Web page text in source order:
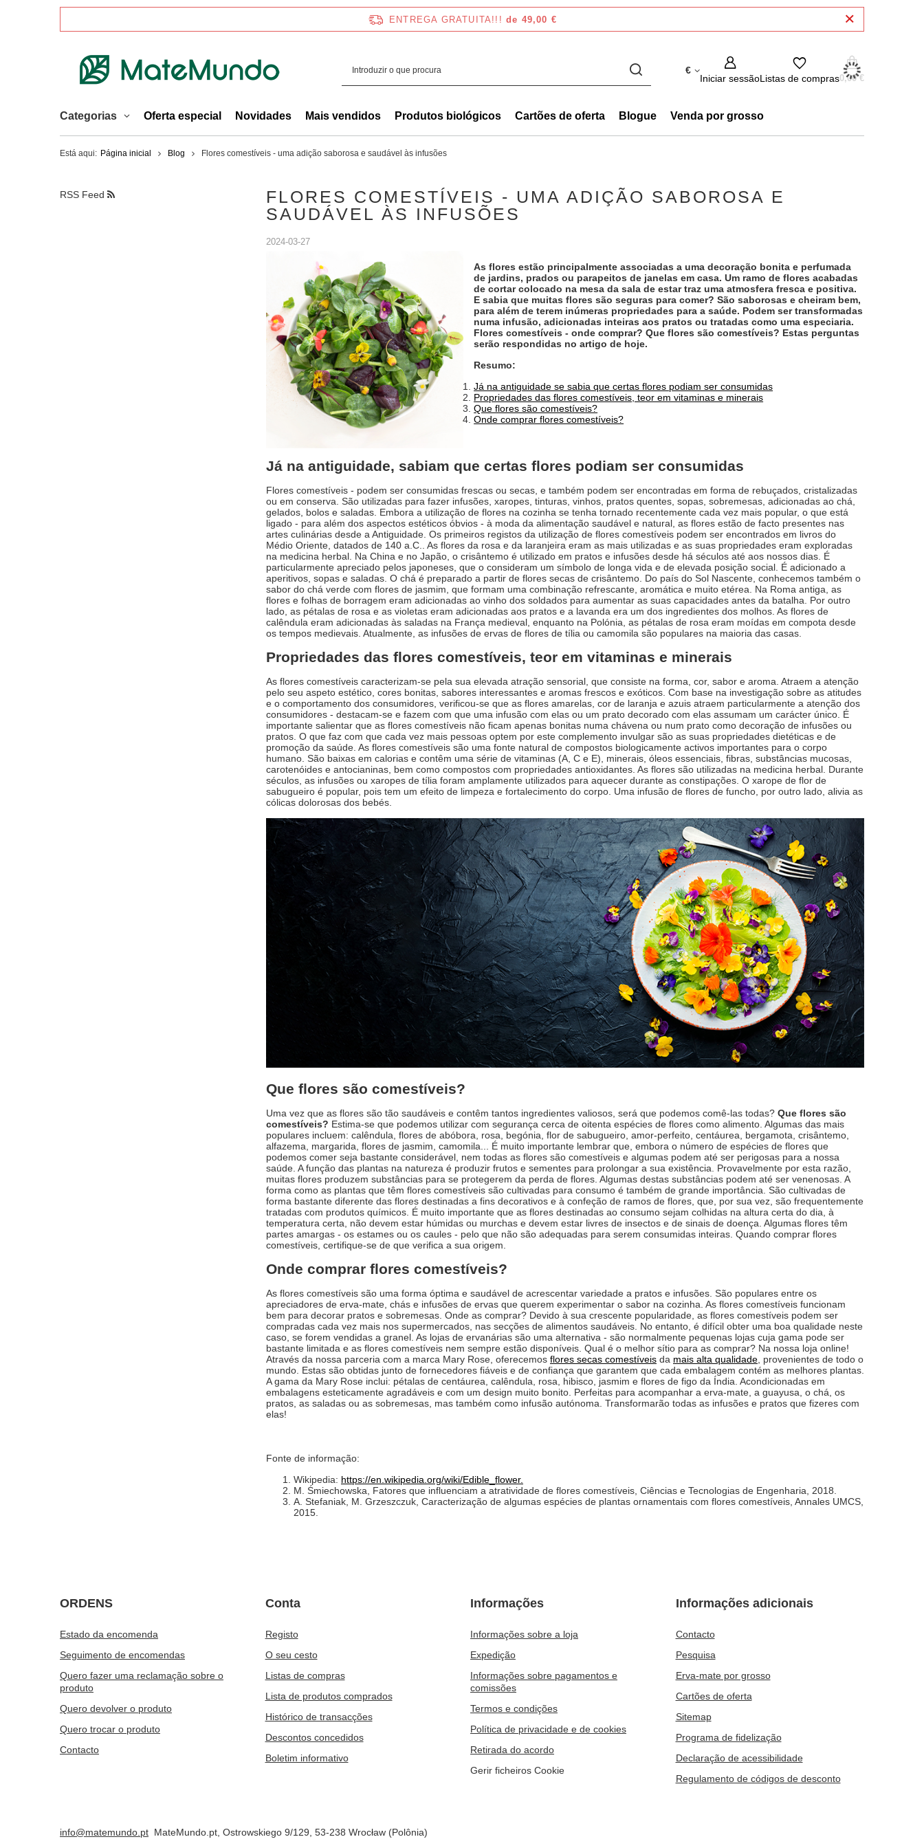
ENTREGA GRATUITA!!! de 49,00 €
€
Iniciar sessãoListas de compras0,00 €
Categorias Oferta especial Novidades Mais vendidos Produtos biológicos Cartões de oferta Blogue Venda por grosso
Está aqui: Página inicial Blog Flores comestíveis - uma adição saborosa e saudável às infusões
RSS Feed
FLORES COMESTÍVEIS - UMA ADIÇÃO SABOROSA E
SAUDÁVEL ÀS INFUSÕES
2024-03-27
As flores estão principalmente associadas a uma decoração bonita e perfumada
de jardins, prados ou parapeitos de janelas em casa. Um ramo de flores acabadas
de cortar colocado na mesa da sala de estar traz uma atmosfera fresca e positiva.
E sabia que muitas flores são seguras para comer? São saborosas e cheiram bem,
para além de terem inúmeras propriedades para a saúde. Podem ser transformadas
numa infusão, adicionadas inteiras aos pratos ou tratadas como uma especiaria.
Flores comestíveis - onde comprar? Que flores são comestíveis? Estas perguntas
serão respondidas no artigo de hoje.
Resumo:
Já na antiguidade se sabia que certas flores podiam ser consumidas
Propriedades das flores comestíveis, teor em vitaminas e minerais
Que flores são comestíveis?
Onde comprar flores comestíveis?
Já na antiguidade, sabiam que certas flores podiam ser consumidas
Flores comestíveis - podem ser consumidas frescas ou secas, e também podem ser encontradas em forma de rebuçados, cristalizadas
ou em conserva. São utilizadas para fazer infusões, xaropes, tinturas, vinhos, pratos quentes, sopas, sobremesas, adicionadas ao chá,
gelados, bolos e saladas. Embora a utilização de flores na cozinha se tenha tornado recentemente cada vez mais popular, o que está
ligado - para além dos aspectos estéticos óbvios - à moda da alimentação saudável e natural, as flores estão de facto presentes nas
artes culinárias desde a Antiguidade. Os primeiros registos da utilização de flores comestíveis podem ser encontrados em livros do
Médio Oriente, datados de 140 a.C.. As flores da rosa e da laranjeira eram as mais utilizadas e as suas propriedades eram exploradas
na medicina herbal. Na China e no Japão, o crisântemo é utilizado em pratos e infusões desde há séculos até aos nossos dias. É
particularmente apreciado pelos japoneses, que o consideram um símbolo de longa vida e de elevada posição social. É adicionado a
aperitivos, sopas e saladas. O chá é preparado a partir de flores secas de crisântemo. Do país do Sol Nascente, conhecemos também o
sabor do chá verde com flores de jasmim, que formam uma combinação refrescante, aromática e muito etérea. Na Roma antiga, as
flores e folhas de borragem eram adicionadas ao vinho dos soldados para aumentar as suas capacidades antes da batalha. Por outro
lado, as pétalas de rosa e as violetas eram adicionadas aos pratos e a lavanda era um dos ingredientes dos molhos. As flores de
calêndula eram adicionadas às saladas na França medieval, enquanto na Polónia, as pétalas de rosa eram moídas em compota desde
os tempos medievais. Atualmente, as infusões de ervas de flores de tília ou camomila são populares na maioria das casas.
Propriedades das flores comestíveis, teor em vitaminas e minerais
As flores comestíveis caracterizam-se pela sua elevada atração sensorial, que consiste na forma, cor, sabor e aroma. Atraem a atenção
pelo seu aspeto estético, cores bonitas, sabores interessantes e aromas frescos e exóticos. Com base na investigação sobre as atitudes
e o comportamento dos consumidores, verificou-se que as flores amarelas, cor de laranja e azuis atraem particularmente a atenção dos
consumidores - destacam-se e fazem com que uma infusão com elas ou um prato decorado com elas assumam um carácter único. É
importante salientar que as flores comestíveis não ficam apenas bonitas numa chávena ou num prato como decoração de infusões ou
pratos. O que faz com que cada vez mais pessoas optem por este complemento invulgar são as suas propriedades dietéticas e de
promoção da saúde. As flores comestíveis são uma fonte natural de compostos biologicamente activos importantes para o corpo
humano. São baixas em calorias e contêm uma série de vitaminas (A, C e E), minerais, óleos essenciais, fibras, substâncias mucosas,
carotenóides e antocianinas, bem como compostos com propriedades antioxidantes. As flores são utilizadas na medicina herbal. Durante
séculos, as infusões ou xaropes de tília foram amplamente utilizados para aquecer durante as constipações. O xarope de flor de
sabugueiro é popular, pois tem um efeito de limpeza e fortalecimento do corpo. Uma infusão de flores de funcho, por outro lado, alivia as
cólicas dolorosas dos bebés.
Que flores são comestíveis?
Uma vez que as flores são tão saudáveis e contêm tantos ingredientes valiosos, será que podemos comê-las todas? Que flores são
comestíveis? Estima-se que podemos utilizar com segurança cerca de oitenta espécies de flores como alimento. Algumas das mais
populares incluem: calêndula, flores de abóbora, rosa, begónia, flor de sabugueiro, amor-perfeito, centáurea, bergamota, crisântemo,
alfazema, margarida, flores de jasmim, camomila... É muito importante lembrar que, embora o número de espécies de flores que
podemos comer seja bastante considerável, nem todas as flores são comestíveis e algumas podem até ser perigosas para a nossa
saúde. A função das plantas na natureza é produzir frutos e sementes para prolongar a sua existência. Provavelmente por esta razão,
muitas flores produzem substâncias para se protegerem da perda de flores. Algumas destas substâncias podem até ser venenosas. A
forma como as plantas que têm flores comestíveis são cultivadas para consumo é também de grande importância. São cultivadas de
forma bastante diferente das flores destinadas a fins decorativos e à confeção de ramos de flores, que, por sua vez, são frequentemente
tratadas com produtos químicos. É muito importante que as flores destinadas ao consumo sejam colhidas na altura certa do dia, à
temperatura certa, não devem estar húmidas ou murchas e devem estar livres de insectos e de sinais de doença. Algumas flores têm
partes amargas - os estames ou os caules - pelo que não são adequadas para serem consumidas inteiras. Quando comprar flores
comestíveis, certifique-se de que verifica a sua origem.
Onde comprar flores comestíveis?
As flores comestíveis são uma forma óptima e saudável de acrescentar variedade a pratos e infusões. São populares entre os
apreciadores de erva-mate, chás e infusões de ervas que querem experimentar o sabor na cozinha. As flores comestíveis funcionam
bem para decorar pratos e sobremesas. Onde as comprar? Devido à sua crescente popularidade, as flores comestíveis podem ser
compradas cada vez mais nos supermercados, nas secções de alimentos saudáveis. No entanto, é difícil obter uma boa qualidade neste
caso, se forem vendidas a granel. As lojas de ervanárias são uma alternativa - são normalmente pequenas lojas cuja gama pode ser
bastante limitada e as flores comestíveis nem sempre estão disponíveis. Qual é o melhor sítio para as comprar? Na nossa loja online!
Através da nossa parceria com a marca Mary Rose, oferecemos flores secas comestíveis da mais alta qualidade , provenientes de todo o
mundo. Estas são obtidas junto de fornecedores fiáveis e de confiança que garantem que cada embalagem contém as melhores plantas.
A gama da Mary Rose inclui: pétalas de centáurea, calêndula, rosa, hibisco, jasmim e flores de figo da Índia. Acondicionadas em
embalagens esteticamente agradáveis e com um design muito bonito. Perfeitas para acompanhar a erva-mate, a guayusa, o chá, os
pratos, as saladas ou as sobremesas, mas também como infusão autónoma. Transformarão todas as infusões e pratos que fizeres com
elas!
Fonte de informação:
Wikipedia: https://en.wikipedia.org/wiki/Edible_flower.
M. Śmiechowska, Fatores que influenciam a atratividade de flores comestíveis, Ciências e Tecnologias de Engenharia, 2018.
A. Stefaniak, M. Grzeszczuk, Caracterização de algumas espécies de plantas ornamentais com flores comestíveis, Annales UMCS,
2015.
ORDENS
Estado da encomenda
Seguimento de encomendas
Quero fazer uma reclamação sobre o
produto
Quero devolver o produto
Quero trocar o produto
Contacto
Conta
Registo
O seu cesto
Listas de compras
Lista de produtos comprados
Histórico de transacções
Descontos concedidos
Boletim informativo
Informações
Informações sobre a loja
Expedição
Informações sobre pagamentos e
comissões
Termos e condições
Política de privacidade e de cookies
Retirada do acordo
Gerir ficheiros Cookie
Informações adicionais
Contacto
Pesquisa
Erva-mate por grosso
Cartões de oferta
Sitemap
Programa de fidelização
Declaração de acessibilidade
Regulamento de códigos de desconto
info@matemundo.pt MateMundo.pt Ostrowskiego 9/129 53-238 Wrocław (Polônia)